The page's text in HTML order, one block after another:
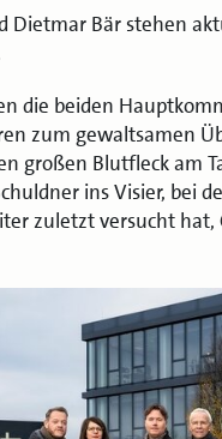
Dietmar Bär stehen
die beiden
zum gewaltsamen
großen Blutfleck am
ins Visier, bei
zuletzt versucht hat,